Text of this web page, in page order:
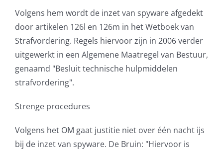
Volgens hem wordt de inzet van spyware afgedekt
door artikelen 126l en 126m in het Wetboek van
Strafvordering. Regels hiervoor zijn in 2006 verder
uitgewerkt in een Algemene Maatregel van Bestuur,
genaamd "Besluit technische hulpmiddelen
strafvordering".
Strenge procedures
Volgens het OM gaat justitie niet over één nacht ijs
bij de inzet van spyware. De Bruin: "Hiervoor is